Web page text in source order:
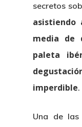
secretos
media de
paleta
imperdible.
Una de